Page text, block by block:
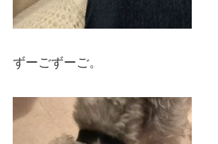
ずーごずーご。